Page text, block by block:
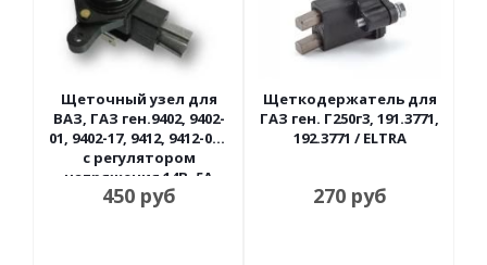
Щеточный узел для
ВАЗ, ГАЗ ген.9402, 9402-
01, 9402-17, 9412, 9412-01 /
с регулятором
напряжения 14В, 5А
Орбита
450руб
Щеткодержатель для
ГАЗ ген. Г250г3, 191.3771,
192.3771 / ELTRA
270руб